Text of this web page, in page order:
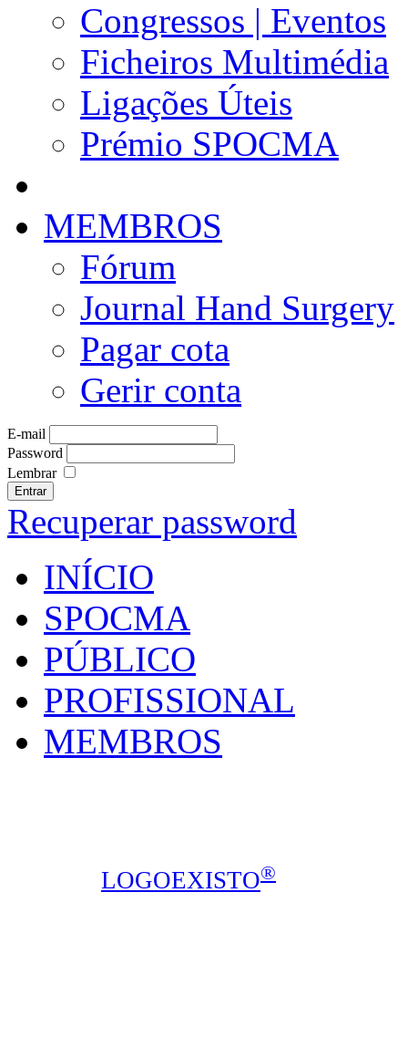
Congressos | Eventos
Ficheiros Multimédia
Ligações Úteis
Prémio SPOCMA
MEMBROS
Fórum
Journal Hand Surgery
Pagar cota
Gerir conta
E-mail
Password
Lembrar
Entrar
Recuperar password
INÍCIO
SPOCMA
PÚBLICO
PROFISSIONAL
MEMBROS
LOGOEXISTO®